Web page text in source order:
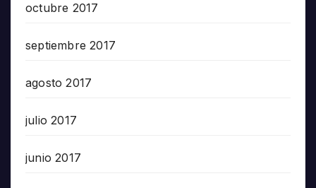
octubre 2017
septiembre 2017
agosto 2017
julio 2017
junio 2017